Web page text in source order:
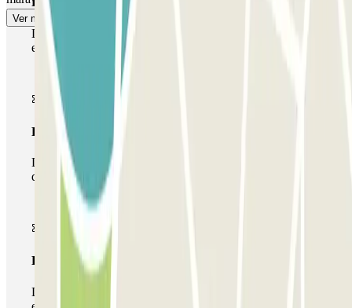
Ver mais
Durante a sua estadia, só poderá entrar e sair do parque de
estacionamento uma vez.
Passe multiestacionamento
Durante a sua estadia, pode utilizar toda a rede de parques
de estacionamento deste operador disponível em Parclick.
Passe ilimitado
Durante a sua estadia, pode entrar e sair do parque de